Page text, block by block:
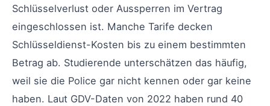
Schlüsselverlust oder Aussperren im Vertrag
eingeschlossen ist. Manche Tarife decken
Schlüsseldienst-Kosten bis zu einem bestimmten
Betrag ab. Studierende unterschätzen das häufig,
weil sie die Police gar nicht kennen oder gar keine
haben. Laut GDV-Daten von 2022 haben rund 40